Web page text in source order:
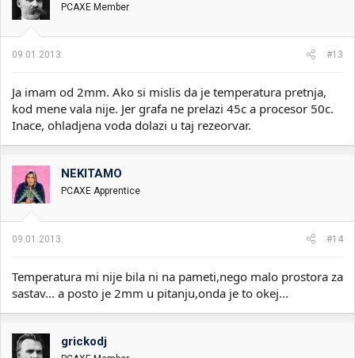
PCAXE Member
09.01.2013. #13
Ja imam od 2mm. Ako si mislis da je temperatura pretnja,
kod mene vala nije. Jer grafa ne prelazi 45c a procesor 50c.
Inace, ohladjena voda dolazi u taj rezeorvar.
NEKITAMO
PCAXE Apprentice
09.01.2013. #14
Temperatura mi nije bila ni na pameti,nego malo prostora za
sastav... a posto je 2mm u pitanju,onda je to okej...
grickodj